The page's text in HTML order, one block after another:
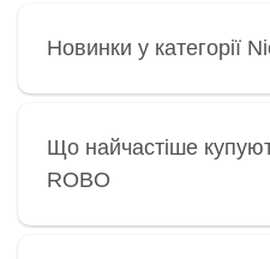
Новинки у категорії
Що найчастіше
ROBO